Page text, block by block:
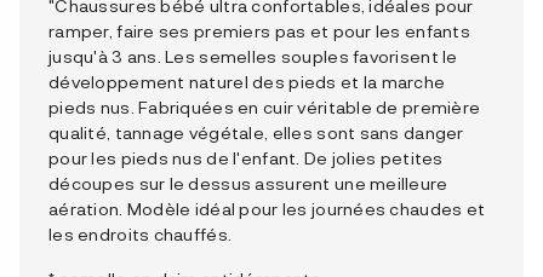
"Chaussures bébé ultra confortables, idéales pour
ramper, faire ses premiers pas et pour les enfants
jusqu'à 3 ans. Les semelles souples favorisent le
développement naturel des pieds et la marche
pieds nus. Fabriquées en cuir véritable de première
qualité, tannage végétale, elles sont sans danger
pour les pieds nus de l'enfant. De jolies petites
découpes sur le dessus assurent une meilleure
aération. Modèle idéal pour les journées chaudes et
les endroits chauffés.